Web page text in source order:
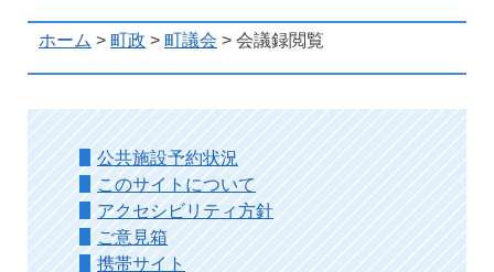
ホーム > 町政 > 町議会 > 会議録閲覧
公共施設予約状況
このサイトについて
アクセシビリティ方針
ご意見箱
携帯サイト